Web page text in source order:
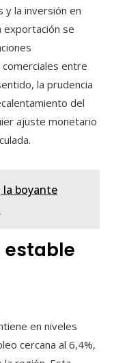
y la inversión en
exportación se
entre
la prudencia
del
ajuste monetario
la boyante
estable
en niveles
cercana al 6,4%,